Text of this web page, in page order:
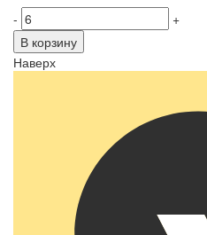
-
+
В корзину
Наверх